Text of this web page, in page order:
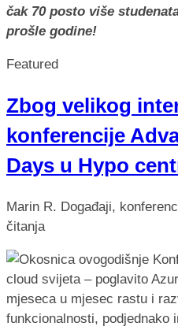
čak 70 posto više
prošle godine!
Featured
Zbog velikog
konferencije
Days u Hypo
Marin R. Događaji,
čitanja